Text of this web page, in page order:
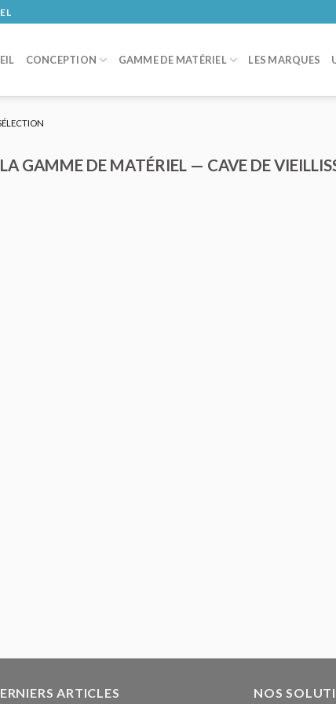
CONCEPTION GAMME DE MATÉRIEL LES MARQUES
LA GAMME DE MATÉRIEL — CAVE DE
ARTICLES NOS